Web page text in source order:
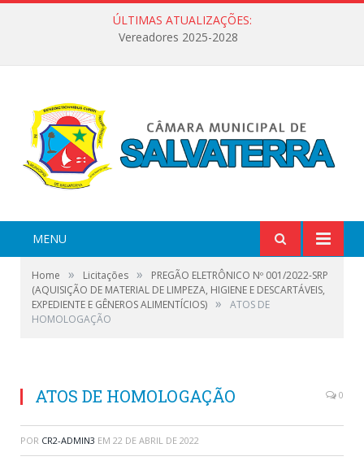
ÚLTIMAS ATUALIZAÇÕES:
Vereadores 2025-2028
MENU
Home » Licitações »
PREGÃO ELETRÔNICO Nº 001/2022-SRP
(AQUISIÇÃO DE MATERIAL DE LIMPEZA, HIGIENE E DESCARTÁVEIS,
EXPEDIENTE E GÊNEROS ALIMENTÍCIOS) »
ATOS DE
HOMOLOGAÇÃO
ATOS DE HOMOLOGAÇÃO 0
POR CR2-ADMIN3 EM 22 DE ABRIL DE 2022